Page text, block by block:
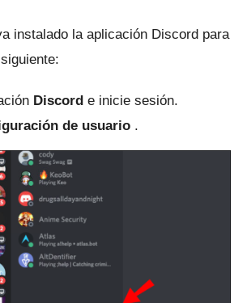
instalado la aplicación Discord para
Discord e inicie sesión.
de usuario .